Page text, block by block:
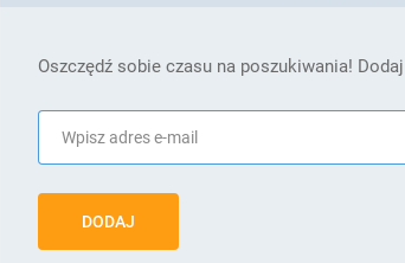
Oszczędź sobie czasu na poszukiwania!
DODAJ